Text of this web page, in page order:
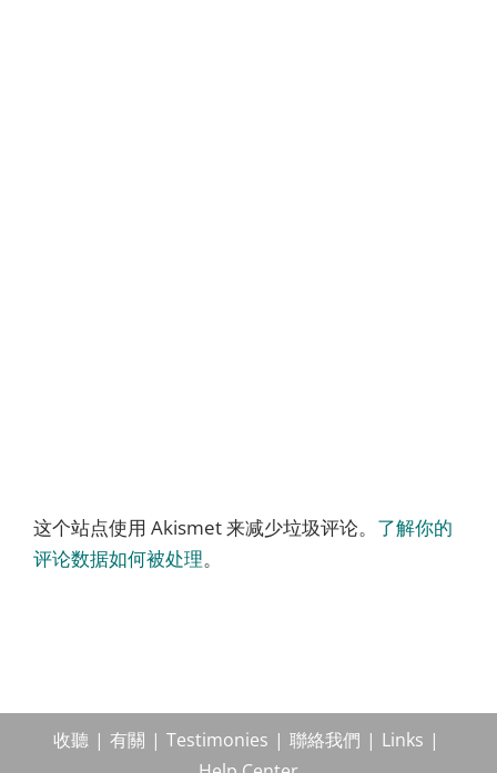
这个站点使用 Akismet 来减少垃圾评论。 了解你的
评论数据如何被处理。
收聽 有關 Testimonies 聯絡我們
Links